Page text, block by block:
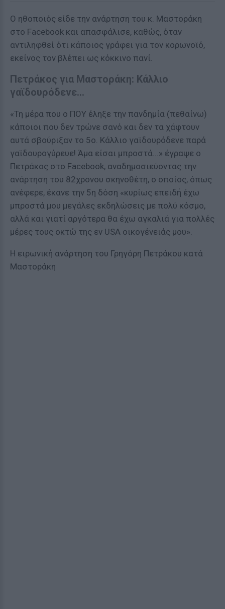
Ο ηθοποιός είδε την ανάρτηση του κ. Μαστοράκη
στο Facebook και απασφάλισε, καθώς, όταν
αντιληφθεί ότι κάποιος γράφει για τον κορωνοϊό,
εκείνος τον βλέπει ως κόκκινο πανί.
Πετράκος για Μαστοράκη: Κάλλιο
γαϊδουρόδενε...
«Τη μέρα που ο ΠΟΥ έληξε την πανδημία (πεθαίνω)
κάποιοι που δεν τρώνε σανό και δεν τα χάφτουν
αυτά σβούριξαν το 5ο. Κάλλιο γαϊδουρόδενε παρά
γαϊδουρογύρευε! Άμα είσαι μπροστά...» έγραψε ο
Πετράκος στο Facebook, αναδημοσιεύοντας την
ανάρτηση του 82χρονου σκηνοθέτη, ο οποίος, όπως
ανέφερε, έκανε την 5η δόση «κυρίως επειδή έχω
μπροστά μου μεγάλες εκδηλώσεις με πολύ κόσμο,
αλλά και γιατί αργότερα θα έχω αγκαλιά για πολλές
μέρες τους οκτώ της εν USA οικογένειάς μου».
Η ειρωνική ανάρτηση του Γρηγόρη Πετράκου κατά
Μαστοράκη